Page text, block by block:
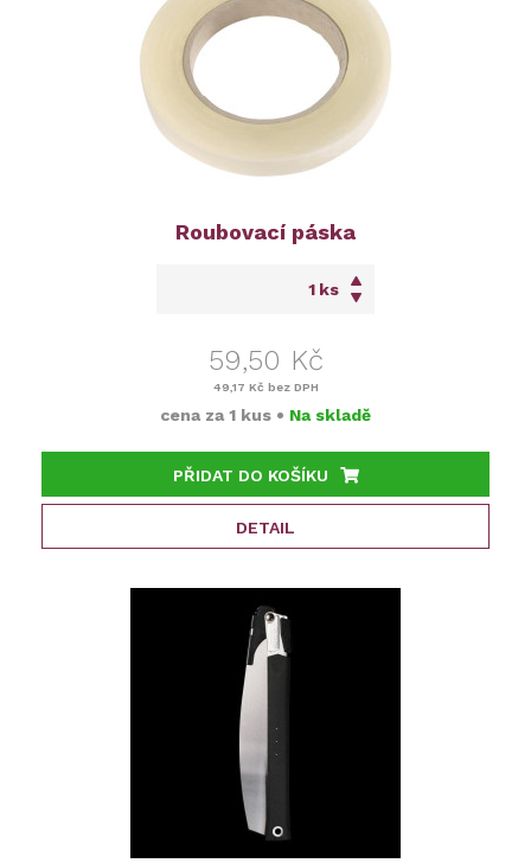
Roubovací páska
ks
59,50 Kč
49,17 Kč bez DPH
cena za 1 kus • Na skladě
PŘIDAT DO KOŠÍKU
DETAIL